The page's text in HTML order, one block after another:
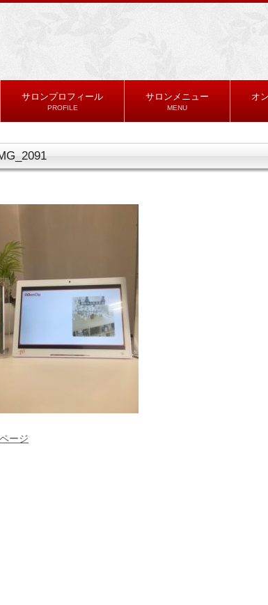
サロンプロフィール
PROFILE
サロンメニュー
MENU
オ
ージ